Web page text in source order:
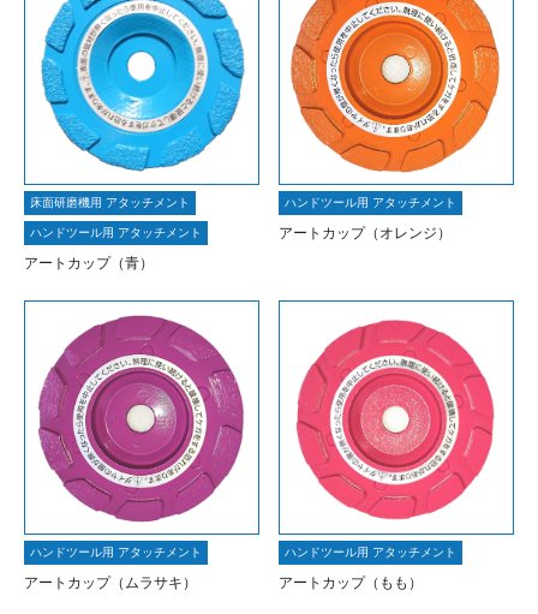
床面研磨機用 アタッチメント
ハンドツール用 アタッチメント
アートカップ（青）
ハンドツール用 アタッチメント
アートカップ（オレンジ）
ハンドツール用 アタッチメント
アートカップ（ムラサキ）
ハンドツール用 アタッチメント
アートカップ（もも）